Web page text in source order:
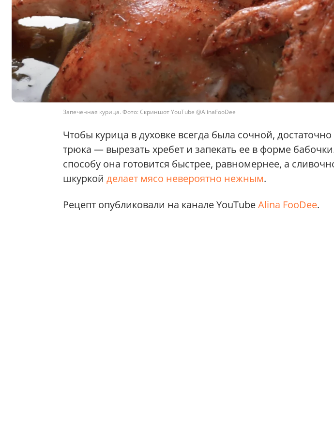
Запеченная курица. Фото: Скриншот YouTube @AlinaFooDee
Чтобы курица в духовке всегда была сочной,
трюка — вырезать хребет и запекать ее в форме
способу она готовится быстрее, равномернее, а
шкуркой делает мясо невероятно нежным.
Рецепт опубликовали на канале YouTubeAlina FooDee.